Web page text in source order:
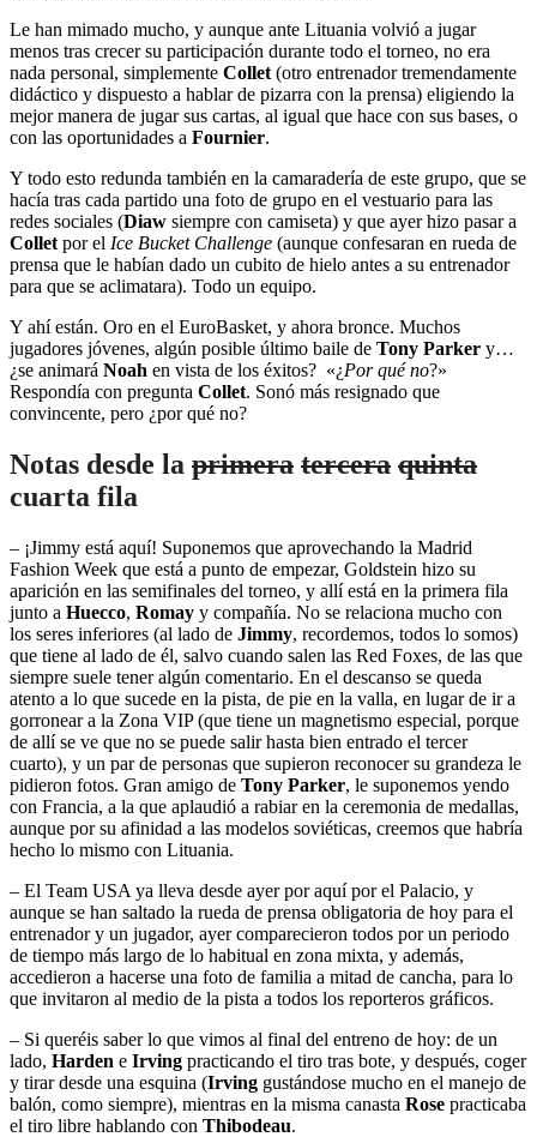
Le han mimado mucho, y aunque ante Lituania volvió a jugar
menos tras crecer su participación durante todo el torneo, no era
nada personal, simplemente Collet (otro entrenador tremendamente
didáctico y dispuesto a hablar de pizarra con la prensa) eligiendo la
mejor manera de jugar sus cartas, al igual que hace con sus bases, o
con las oportunidades a Fournier.
Y todo esto redunda también en la camaradería de este grupo, que se
hacía tras cada partido una foto de grupo en el vestuario para las
redes sociales (Diaw siempre con camiseta) y que ayer hizo pasar a
Collet por el Ice Bucket Challenge (aunque confesaran en rueda de
prensa que le habían dado un cubito de hielo antes a su entrenador
para que se aclimatara). Todo un equipo.
Y ahí están. Oro en el EuroBasket, y ahora bronce. Muchos
jugadores jóvenes, algún posible último baile de Tony Parker y…
¿se animará Noah en vista de los éxitos? «¿Por qué no?»
Respondía con pregunta Collet. Sonó más resignado que
convincente, pero ¿por qué no?
Notas desde la primera tercera quinta
cuarta fila
– ¡Jimmy está aquí! Suponemos que aprovechando la Madrid
Fashion Week que está a punto de empezar, Goldstein hizo su
aparición en las semifinales del torneo, y allí está en la primera fila
junto a Huecco, Romay y compañía. No se relaciona mucho con
los seres inferiores (al lado de Jimmy, recordemos, todos lo somos)
que tiene al lado de él, salvo cuando salen las Red Foxes, de las que
siempre suele tener algún comentario. En el descanso se queda
atento a lo que sucede en la pista, de pie en la valla, en lugar de ir a
gorronear a la Zona VIP (que tiene un magnetismo especial, porque
de allí se ve que no se puede salir hasta bien entrado el tercer
cuarto), y un par de personas que supieron reconocer su grandeza le
pidieron fotos. Gran amigo de Tony Parker, le suponemos yendo
con Francia, a la que aplaudió a rabiar en la ceremonia de medallas,
aunque por su afinidad a las modelos soviéticas, creemos que habría
hecho lo mismo con Lituania.
– El Team USA ya lleva desde ayer por aquí por el Palacio, y
aunque se han saltado la rueda de prensa obligatoria de hoy para el
entrenador y un jugador, ayer comparecieron todos por un periodo
de tiempo más largo de lo habitual en zona mixta, y además,
accedieron a hacerse una foto de familia a mitad de cancha, para lo
que invitaron al medio de la pista a todos los reporteros gráficos.
– Si queréis saber lo que vimos al final del entreno de hoy: de un
lado, Harden e Irving practicando el tiro tras bote, y después, coger
y tirar desde una esquina (Irving gustándose mucho en el manejo de
balón, como siempre), mientras en la misma canasta Rose practicaba
el tiro libre hablando con Thibodeau.